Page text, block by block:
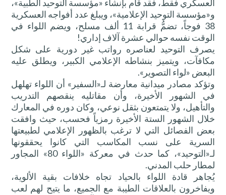
العسكري فقط، فقد قام بإنشاء «مؤسسة التوحيد الطبية»،
و«مؤسسة التوحيد الإعلامية»، ويبلغ عدد أفواجه العسكرية
38 فوجاً، تضمُّ قرابة 11 ألف مسلح، ويضم اللواء في
الوقت نفسه حوالي عشرة آلاف إداري!
يصرف التوحيد لعناصره رواتب غير دورية على شكل
مكافآت، ويتميز بنشاطه الإعلامي الكبير، ويطلق عليه
البعض «لواء التصوير».
وتؤكد مصادر ميدانية معارضة لـ«السفير» أن اللواء تهلهل
في الشهور الأخيرة، وأن مقاتليه ينقصهم التدريب
والتأهيل، ولا يتمتعون بثقل نوعي، وكان دوره في المعارك
خلال الشهور الستة الأخيرة رمزياً فحسب، حيث وافقت
بعض الفصائل التي لا ترغب بالظهور الإعلامي لطبيعتها
السرية على نسب المكاسب التي كانوا يحققونها
لـ«التوحيد»، كما حدث في معركة «اللواء 80» المجاور
لمطار حلب المدني.
يُجاهر قادة اللواء بالحياد تجاه خلافات بقية الألوية،
ويفاخرون بالعلاقات الطيبة مع الجميع، ما يتيح لهم لعب